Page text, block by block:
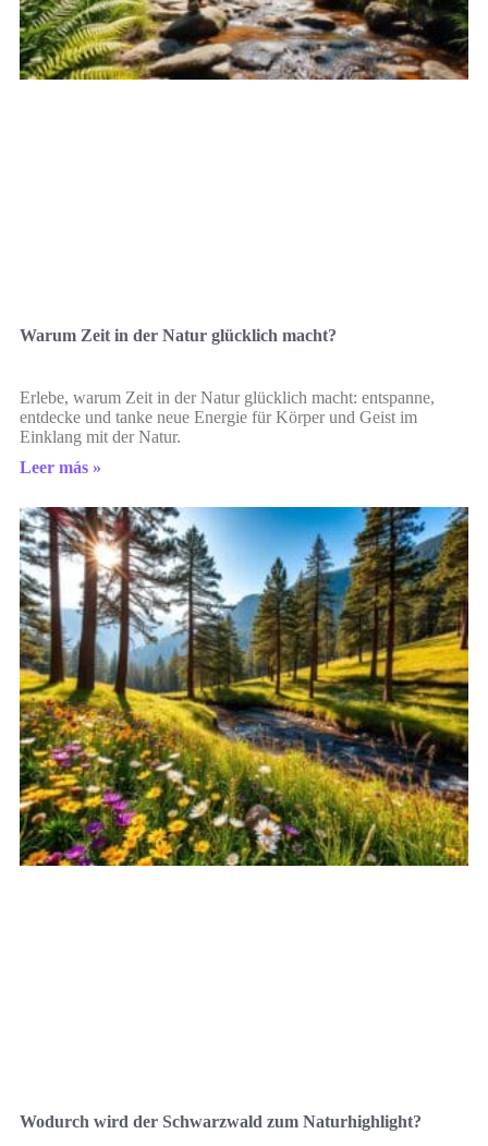
Warum Zeit in der Natur glücklich macht?
Erlebe, warum Zeit in der Natur glücklich macht: entspanne,
entdecke und tanke neue Energie für Körper und Geist im
Einklang mit der Natur.
Leer más »
Wodurch wird der Schwarzwald zum Naturhighlight?